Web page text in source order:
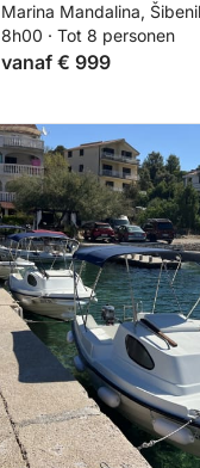
Marina Mandalina,
8h00 · Tot 8 personen
vanaf € 999